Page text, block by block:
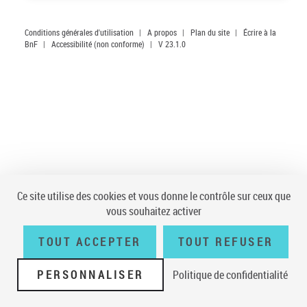
Conditions générales d'utilisation | A propos | Plan du site |
Écrire à la
BnF | Accessibilité (non conforme) | V 23.1.0
Ce site utilise des cookies et vous donne le contrôle sur ceux que
vous souhaitez activer
TOUT ACCEPTER TOUT REFUSER
PERSONNALISER Politique de confidentialité